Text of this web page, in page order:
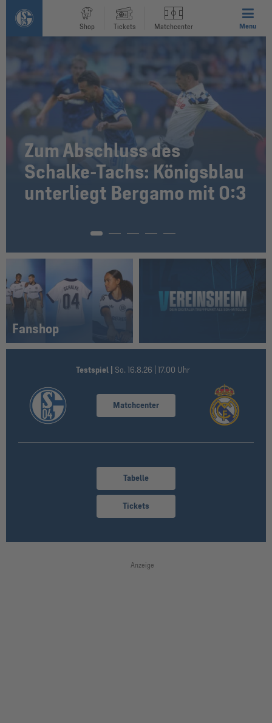
Shop Tickets Matchcenter Menu
Zum Abschluss des
Schalke-Tachs: Königsblau
unterliegt Bergamo mit 0:3
Fanshop
Testspiel | So. 16.8.26 | 17.00 Uhr
Matchcenter
Tabelle
Tickets
Anzeige